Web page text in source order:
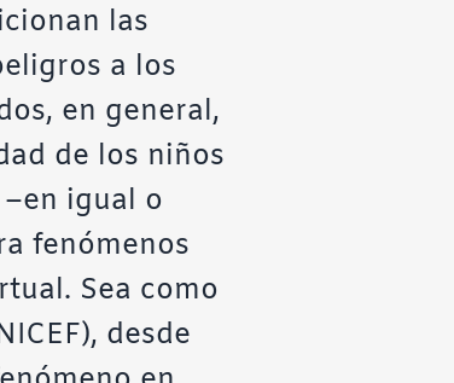
las
a los
en general,
de los niños
igual o
fenómenos
Sea como
desde